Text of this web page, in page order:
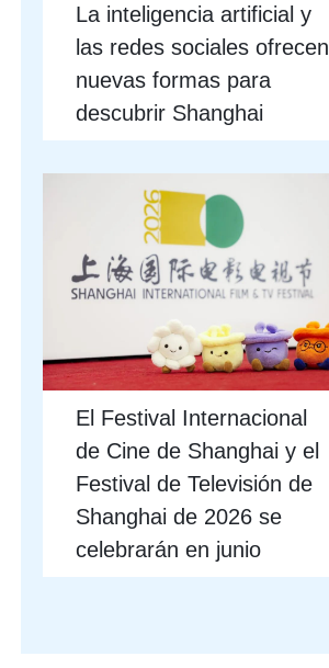
La inteligencia artificial y
las redes sociales ofrecen
nuevas formas para
descubrir Shanghai
El Festival Internacional
de Cine de Shanghai y el
Festival de Televisión de
Shanghai de 2026 se
celebrarán en junio